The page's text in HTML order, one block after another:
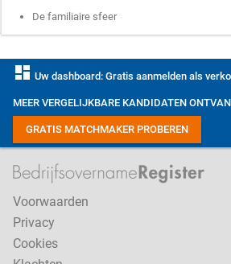
De familiaire sfeer
dashboard Uw dashboard: Gratis aanmelden als
MEER VERGELIJKBARE KANDIDATEN
GRATIS MATCHMAKER PROBEREN
Voorwaarden
Privacy
Cookies